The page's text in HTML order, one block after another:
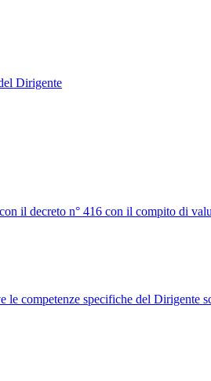
Dirigente
il decreto n° 416 con il compito di
competenze specifiche del